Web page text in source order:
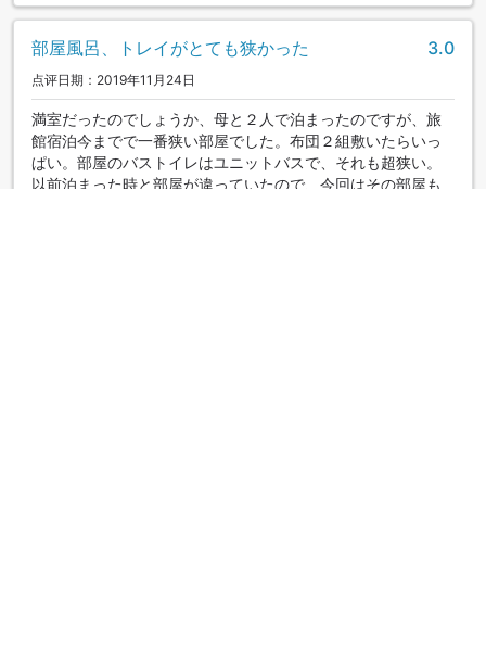
部屋風呂、トレイがとても狭かった 3.0
点评日期：2019年11月24日
満室だったのでしょうか、母と２人で泊まったのですが、旅
館宿泊今までで一番狭い部屋でした。布団２組敷いたらいっ
ぱい。部屋のバストイレはユニットバスで、それも超狭い。
以前泊まった時と部屋が違っていたので、今回はその部屋も